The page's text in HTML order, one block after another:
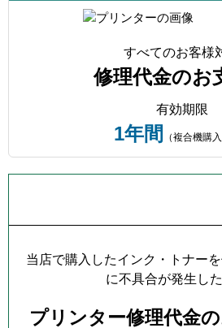
すべてのお客様
修理代金のお
有効期限
1年間 （複合機購
当店で購入したインク・トナー
に不具合が発生し
プリンター修理代金